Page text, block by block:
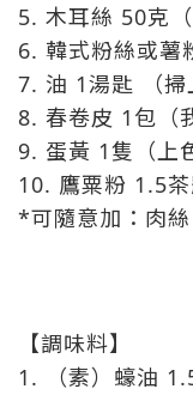
5. 木耳絲 50克（
6. 韓式粉絲或薯
7. 油 1湯匙 （掃
8. 春卷皮 1包（
9. 蛋黃 1隻（上
10. 鷹粟粉 1.5茶
*可隨意加：肉
【調味料】
1. （素）蠔油